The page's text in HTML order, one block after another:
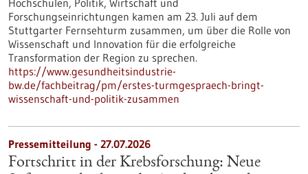
Hochschulen, Politik, Wirtschaft und
Forschungseinrichtungen kamen am 23. Juli auf dem
Stuttgarter Fernsehturm zusammen, um über die Rolle von
Wissenschaft und Innovation für die erfolgreiche
Transformation der Region zu sprechen.
https://www.gesundheitsindustrie-
bw.de/fachbeitrag/pm/erstes-turmgespraech-bringt-
wissenschaft-und-politik-zusammen
Pressemitteilung - 27.07.2026
Fortschritt in der Krebsforschung: Neue